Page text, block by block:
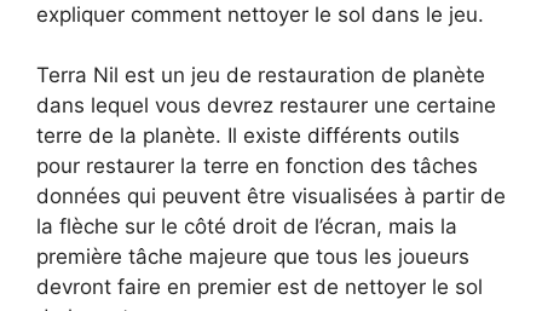
expliquer comment nettoyer le sol dans le jeu.
Terra Nil est un jeu de restauration de planète
dans lequel vous devrez restaurer une certaine
terre de la planète. Il existe différents outils
pour restaurer la terre en fonction des tâches
données qui peuvent être visualisées à partir de
la flèche sur le côté droit de l’écran, mais la
première tâche majeure que tous les joueurs
devront faire en premier est de nettoyer le sol